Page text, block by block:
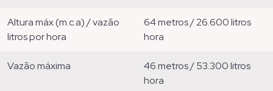
altura máx (m.c.a) / vazão
litros por hora
64 metros / 26.600 litros
hora
vazão máxima
46 metros / 53.300 litros
hora